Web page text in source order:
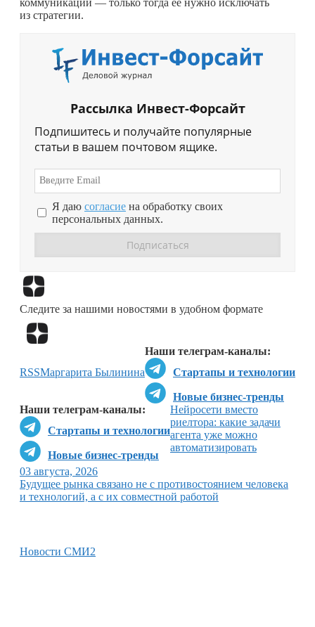
из стратегии.
Рассылка Инвест-Форсайт
Подпишитесь и получайте популярные
статьи в вашем почтовом ящике.
Я даю согласие на обработку своих
персональных данных.
Следите за нашими новостями в удобном формате
Наши телеграм-каналы:
Стартапы и технологии
Новые бизнес-тренды
Наши телеграм-каналы:
Стартапы и технологии
Новые бизнес-тренды
RSSМаргарита Былинина
Нейросети вместо
риелтора: какие задачи
агента уже можно
автоматизировать
03 августа, 2026
Будущее рынка связано не с противостоянием человека
и технологий, а с их совместной работой
Новости СМИ2